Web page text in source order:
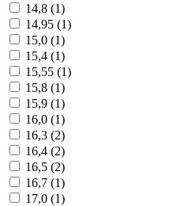
14,8 (1)
14,95 (1)
15,0 (1)
15,4 (1)
15,55 (1)
15,8 (1)
15,9 (1)
16,0 (1)
16,3 (2)
16,4 (2)
16,5 (2)
16,7 (1)
17,0 (1)